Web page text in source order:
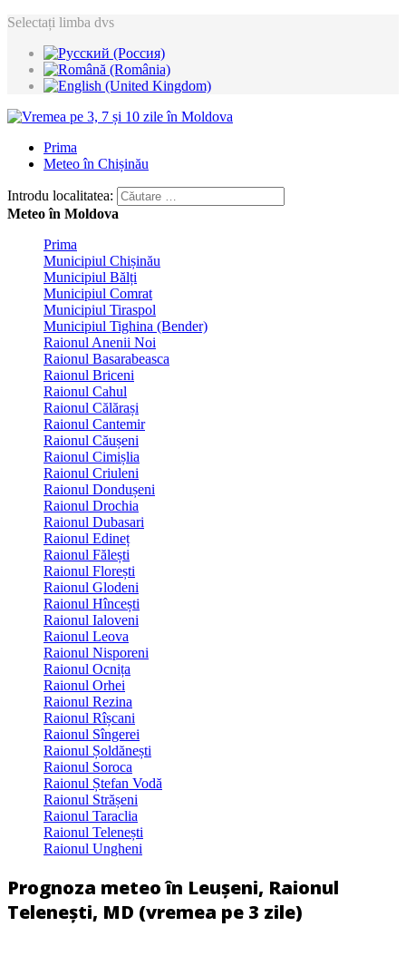
Selectați limba dvs
Prima
Meteo în Chișinău
Introdu localitatea:
Meteo în Moldova
Prima
Municipiul Chișinău
Municipiul Bălți
Municipiul Comrat
Municipiul Tiraspol
Municipiul Tighina (Bender)
Raionul Anenii Noi
Raionul Basarabeasca
Raionul Briceni
Raionul Cahul
Raionul Călărași
Raionul Cantemir
Raionul Căușeni
Raionul Cimișlia
Raionul Criuleni
Raionul Dondușeni
Raionul Drochia
Raionul Dubasari
Raionul Edineț
Raionul Fălești
Raionul Florești
Raionul Glodeni
Raionul Hîncești
Raionul Ialoveni
Raionul Leova
Raionul Nisporeni
Raionul Ocnița
Raionul Orhei
Raionul Rezina
Raionul Rîșcani
Raionul Sîngerei
Raionul Șoldănești
Raionul Soroca
Raionul Ștefan Vodă
Raionul Strășeni
Raionul Taraclia
Raionul Telenești
Raionul Ungheni
Prognoza meteo în Leușeni, Raionul
Telenești, MD (vremea pe 3 zile)